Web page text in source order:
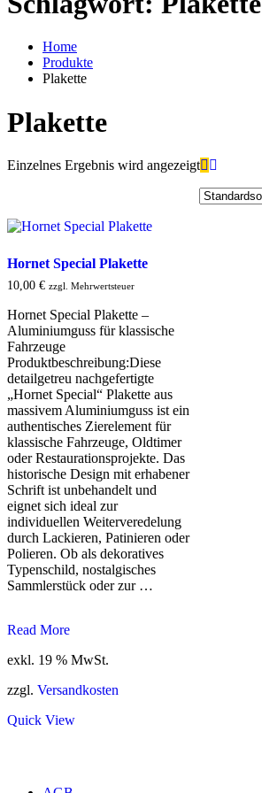
Home
Produkte
Plakette
Plakette
Einzelnes Ergebnis wird angezeigt
Hornet Special Plakette
10,00 € zzgl. Mehrwertsteuer
Hornet Special Plakette –
Aluminiumguss für klassische
Fahrzeuge
Produktbeschreibung:Diese
detailgetreu nachgefertigte
„Hornet Special“ Plakette aus
massivem Aluminiumguss ist ein
authentisches Zierelement für
klassische Fahrzeuge, Oldtimer
oder Restaurationsprojekte. Das
historische Design mit erhabener
Schrift ist unbehandelt und
eignet sich ideal zur
individuellen Weiterveredelung
durch Lackieren, Patinieren oder
Polieren. Ob als dekoratives
Typenschild, nostalgisches
Sammlerstück oder zur …
Hornet
Plakette
Read More
exkl. 19 % MwSt.
zzgl. Versandkosten
Quick View